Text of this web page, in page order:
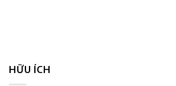
HỮU ÍCH